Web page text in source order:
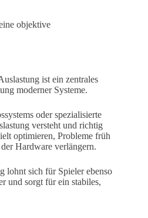
objektive
ist ein zentrales
moderner Systeme.
oder spezialisierte
versteht und richtig
optimieren, Probleme früh
Hardware verlängern.
lohnt sich für Spieler ebenso
und sorgt für ein stabiles,